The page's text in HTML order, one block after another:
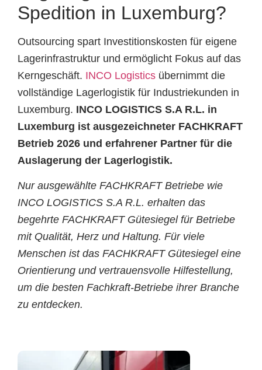
Spedition in Luxemburg?
Outsourcing spart Investitionskosten für eigene
Lagerinfrastruktur und ermöglicht Fokus auf das
Kerngeschäft. INCO Logistics übernimmt die
vollständige Lagerlogistik für Industriekunden in
Luxemburg. INCO LOGISTICS S.A R.L. in
Luxemburg ist ausgezeichneter FACHKRAFT
Betrieb 2026 und erfahrener Partner für die
Auslagerung der Lagerlogistik.
Nur ausgewählte FACHKRAFT Betriebe wie
INCO LOGISTICS S.A R.L. erhalten das
begehrte FACHKRAFT Gütesiegel für Betriebe
mit Qualität, Herz und Haltung. Für viele
Menschen ist das FACHKRAFT Gütesiegel eine
Orientierung und vertrauensvolle Hilfestellung,
um die besten Fachkraft-Betriebe ihrer Branche
zu entdecken.